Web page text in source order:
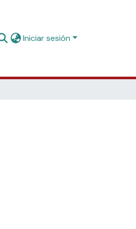
Iniciar sesión